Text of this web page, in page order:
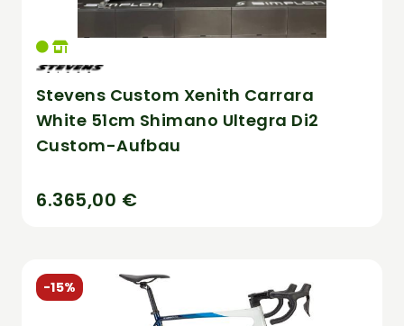
Stevens Custom Xenith Carrara
White 51cm Shimano Ultegra Di2
Custom-Aufbau
6.365,00 €
-15%